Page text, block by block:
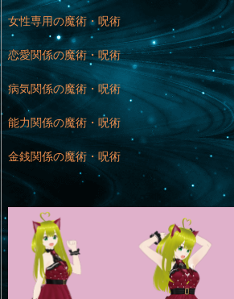
女性専用の魔術・呪術
恋愛関係の魔術・呪術
病気関係の魔術・呪術
能力関係の魔術・呪術
金銭関係の魔術・呪術